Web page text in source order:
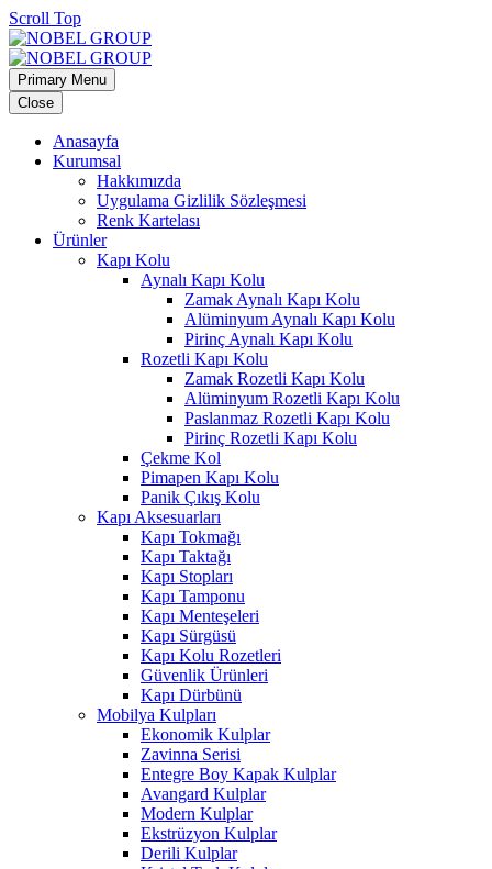
Scroll Top
Primary Menu
Close
Anasayfa
Kurumsal
Hakkımızda
Uygulama Gizlilik Sözleşmesi
Renk Kartelası
Ürünler
Kapı Kolu
Aynalı Kapı Kolu
Zamak Aynalı Kapı Kolu
Alüminyum Aynalı Kapı Kolu
Pirinç Aynalı Kapı Kolu
Rozetli Kapı Kolu
Zamak Rozetli Kapı Kolu
Alüminyum Rozetli Kapı Kolu
Paslanmaz Rozetli Kapı Kolu
Pirinç Rozetli Kapı Kolu
Çekme Kol
Pimapen Kapı Kolu
Panik Çıkış Kolu
Kapı Aksesuarları
Kapı Tokmağı
Kapı Taktağı
Kapı Stopları
Kapı Tamponu
Kapı Menteşeleri
Kapı Sürgüsü
Kapı Kolu Rozetleri
Güvenlik Ürünleri
Kapı Dürbünü
Mobilya Kulpları
Ekonomik Kulplar
Zavinna Serisi
Entegre Boy Kapak Kulplar
Avangard Kulplar
Modern Kulplar
Ekstrüzyon Kulplar
Derili Kulplar